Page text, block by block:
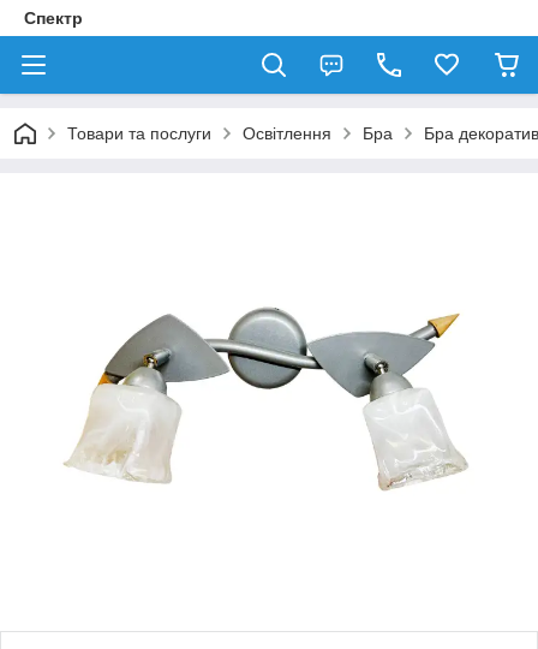
Спектр
Товари та послуги Освітлення Бра Бра